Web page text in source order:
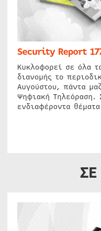
Security Report
Κυκλοφορεί σε όλα
διανομής το
Αυγούστου, πάντα
Ψηφιακή Τηλεόραση.
ενδιαφέροντα